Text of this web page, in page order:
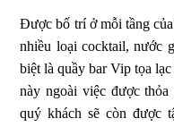
Được bố trí ở mỗi tầng
nhiều loại cocktail, nước
biệt là quầy bar Vip tọa
này ngoài việc được
quý khách sẽ còn được